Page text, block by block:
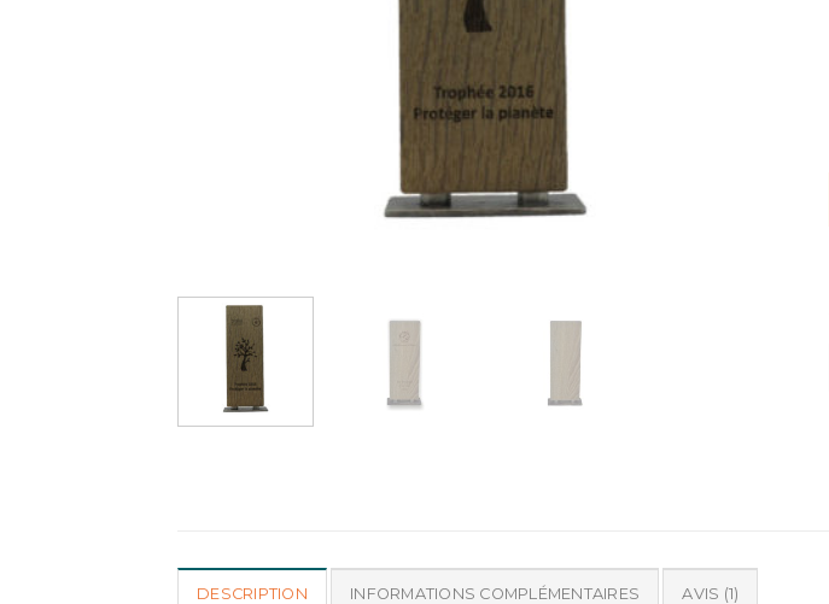
DESCRIPTION INFORMATIONS COMPLÉMENTAIRES AVIS (1)